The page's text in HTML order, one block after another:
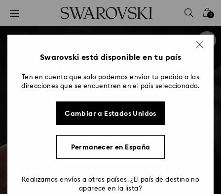
Accesskeys list
0 - Header
2 - Footer
0
Swarovski está disponible en tu país
Ten en cuenta que solo podemos enviar tu pedido a las
direcciones que se encuentren en el país seleccionado.
Cambiar a Estados Unidos
Permanecer en España
Realizamos envíos a otros países. ¿El país de destino no
aparece en la lista?